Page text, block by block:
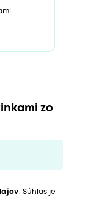
zo
. Súhlas je